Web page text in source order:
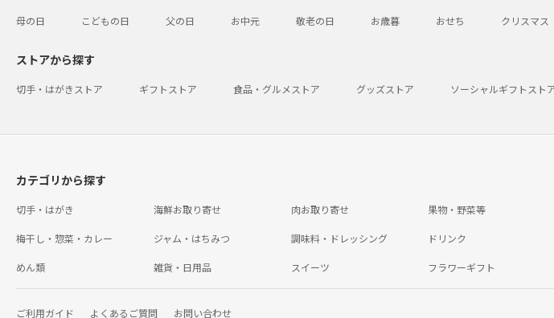
母の日 こどもの日 父の日 お中元 敬老の日 お歳暮 おせち クリスマス
ストアから探す
切手・はがきストア ギフトストア 食品・グルメストア グッズストア ソーシャルギフトスト
カテゴリから探す
切手・はがき 海鮮お取り寄せ 肉お取り寄せ 果物・野菜等
梅干し・惣菜・カレー ジャム・はちみつ 調味料・ドレッシング ドリンク
めん類 雑貨・日用品 スイーツ フラワーギフト
ご利用ガイド よくあるご質問 お問い合わせ